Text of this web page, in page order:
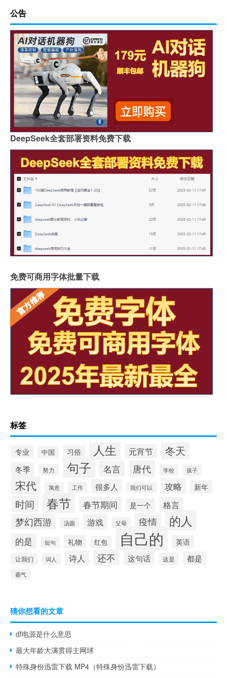
公告
DeepSeek全套部署资料免费下载
免费可商用字体批量下载
标签
专业 中国 习俗 人生 元宵节 冬天
冬季 努力 句子 名言 唐代 学校 孩子
宋代 寓意 工作 很多人 我们可以 攻略 新年
时间 春节 春节期间 是一个 格言
梦幻西游 汤圆 游戏 父母 疫情 的人
的是 短句 礼物 红包 自己的 英语
让我们 词人 诗人 还不 这句话 这是 都是
霸气
猜你想看的文章
df电源是什么意思
最大年龄大满贯得主网球
特殊身份迅雷下载 MP4（特殊身份迅雷下载）